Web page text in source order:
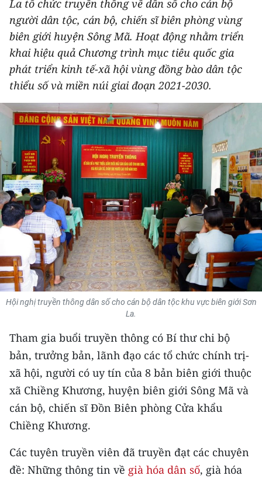
DU LỊCH
THẾ GIỚI
THỂ THAO
GIÁO DỤC
Y TẾ
KHOA HỌC - CÔNG NGHỆ
MÔI TRƯỜNG
BẠN ĐỌC
KIỂM CHỨNG THÔNG TIN
TRI THỨC CHUYÊN SÂU
54 DÂN TỘC VIỆT NAM
CHƯƠNG TRÌNH OCOP - MỖI XÃ
RADIO
MEDIA CENTER
E-Magazine
Media Chính trị
La tổ chức truyền thông về dân số cho cán bộ
người dân tộc, cán bộ, chiến sĩ biên phòng vùng
biên giới huyện Sông Mã. Hoạt động nhằm triển
khai hiệu quả Chương trình mục tiêu quốc gia
phát triển kinh tế-xã hội vùng đồng bào dân tộc
thiểu số và miền núi giai đoạn 2021-2030.
Hội nghị truyền thông dân số cho cán bộ dân tộc khu vực biên giới Sơn
La.
Tham gia buổi truyền thông có Bí thư chi bộ
bản, trưởng bản, lãnh đạo các tổ chức chính trị-
xã hội, người có uy tín của 8 bản biên giới thuộc
xã Chiềng Khương, huyện biên giới Sông Mã và
cán bộ, chiến sĩ Đồn Biên phòng Cửa khẩu
Chiềng Khương.
Các tuyên truyền viên đã truyền đạt các chuyên
đề: Những thông tin về già hóa dân số, già hóa